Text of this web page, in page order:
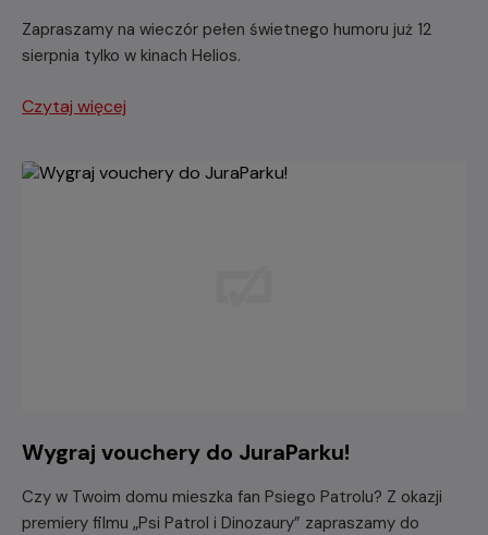
Zapraszamy na wieczór pełen świetnego humoru już 12
sierpnia tylko w kinach Helios.
Czytaj więcej
Wygraj vouchery do JuraParku!
Czy w Twoim domu mieszka fan Psiego Patrolu? Z okazji
premiery filmu „Psi Patrol i Dinozaury” zapraszamy do